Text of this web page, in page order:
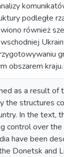
podległe
również
obszarem kraju.
as a result
the structures
In the text,
control over
have been
Donetsk and